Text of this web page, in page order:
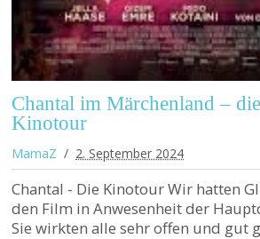
Chantal im Märchenland –
Kinotour
MamaZ 2. September 2024
Chantal - Die Kinotour Wir hatten
den Film in Anwesenheit der
Sie wirkten alle sehr offen und gut